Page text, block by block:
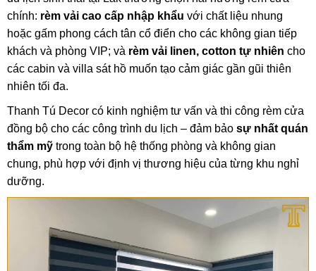
chính: rèm vải cao cấp nhập khẩu với chất liệu nhung
hoặc gấm phong cách tân cổ điển cho các không gian tiếp
khách và phòng VIP; và rèm vải linen, cotton tự nhiên cho
các cabin và villa sát hồ muốn tạo cảm giác gần gũi thiên
nhiên tối đa.
Thanh Tú Decor có kinh nghiệm tư vấn và thi công rèm cửa
đồng bộ cho các công trình du lịch – đảm bảo sự nhất quán
thẩm mỹ trong toàn bộ hệ thống phòng và không gian
chung, phù hợp với định vị thương hiệu của từng khu nghỉ
dưỡng.